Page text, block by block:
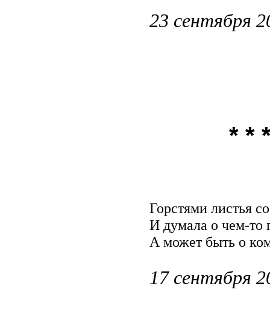
23 сентября
* *
Горстями листья
И думала о чем-то
А может быть о
17 сентября